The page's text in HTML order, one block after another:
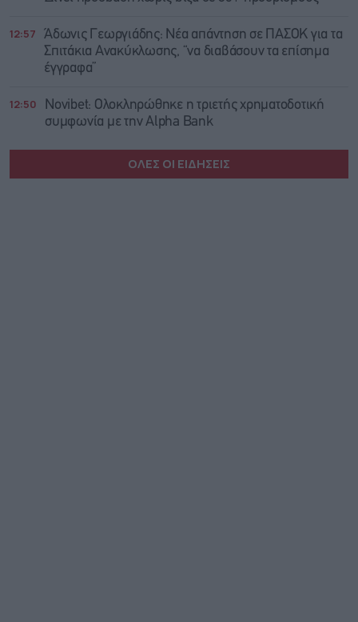
12:57
Άδωνις Γεωργιάδης: Νέα απάντηση σε ΠΑΣΟΚ για τα
Σπιτάκια Ανακύκλωσης, “να διαβάσουν τα επίσημα
έγγραφα”
12:50
Novibet: Ολοκληρώθηκε η τριετής χρηματοδοτική
συμφωνία με την Alpha Bank
ΟΛΕΣ ΟΙ ΕΙΔΗΣΕΙΣ